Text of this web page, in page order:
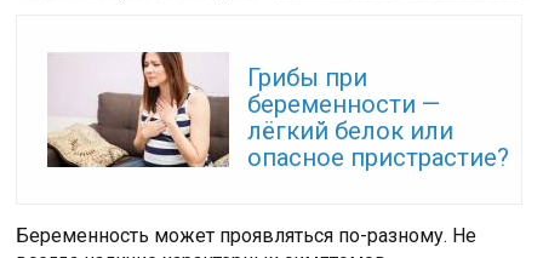
Грибы при
беременности —
лёгкий белок или
опасное пристрастие?
Беременность может проявляться по-разному. Не